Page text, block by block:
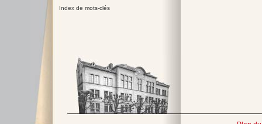
Index de mots-clés